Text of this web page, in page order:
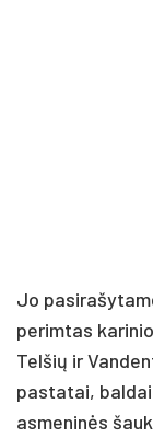
Jo
perimtas
Telšių ir
pastatai,
asmeninės